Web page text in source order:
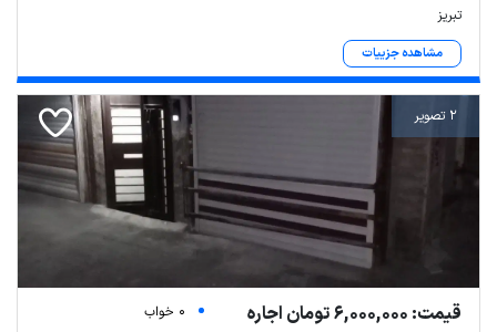
تبریز
مشاهده جزییات
2 تصویر
قیمت: 6,000,000 تومان اجاره
0 خواب